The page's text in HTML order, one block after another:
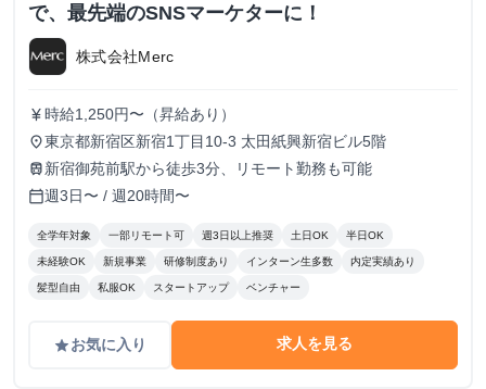
で、最先端のSNSマーケターに！
株式会社Merc
currency_yen 時給1,250円〜（昇給あり）
place東京都新宿区新宿1丁目10-3 太田紙興新宿ビル5階
train 新宿御苑前駅から徒歩3分、リモート勤務も可能
calendar_today週3日〜 / 週20時間〜
全学年対象 一部リモート可 週3日以上推奨 土日OK 半日OK
未経験OK 新規事業 研修制度あり インターン生多数 内定実績あり
髪型自由 私服OK スタートアップ ベンチャー
gradeお気に入り 求人を見る